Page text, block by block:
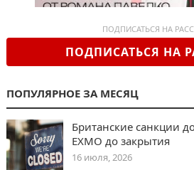
ПОДПИСАТЬСЯ НА
ПОДПИСАТЬСЯ НА
ПОПУЛЯРНОЕ ЗА МЕСЯЦ
Британские санкции
EXMO до закрытия
16 июля, 2026